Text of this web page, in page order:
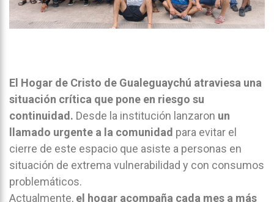
El Hogar de Cristo de Gualeguaychú atraviesa una
situación crítica que pone en riesgo su
continuidad. Desde la institución lanzaron un
llamado urgente a la comunidad para evitar el
cierre de este espacio que asiste a personas en
situación de extrema vulnerabilidad y con consumos
problemáticos.
Actualmente, el hogar acompaña cada mes a más